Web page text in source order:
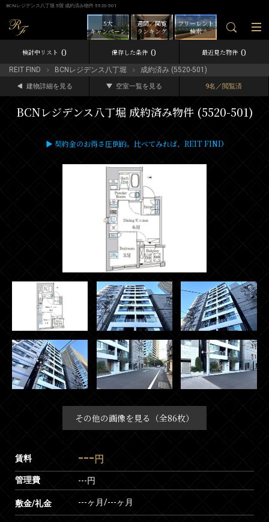
BCNレジデンス八丁堀 5階 成約済み物件 5520-501
フリーレント
検索
週間／閲覧
ランキング
5大
キャンペーン
検討中リスト 0 保存した条件 0 最近見た物件 0
REIT FIND BCNレジデンス八丁堀 成約済み (5520-501)
建物詳細を見る 空室一覧を見る 9名／閲覧済
BCNレジデンス八丁堀 成約済み物件 (5520-501)
▶ 契約金のお得さ圧倒的。比べてみれば、REIT FIND
その他の画像を見る（全86枚）
賃料 --- 円
管理費 ---円
敷金/礼金 ---ヶ月/---ヶ月